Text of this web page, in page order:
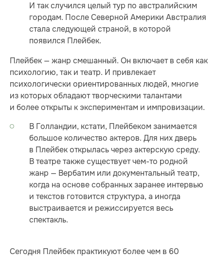
И так случился целый тур по австралийским
городам. После Северной Америки Австралия
стала следующей страной, в которой
появился Плейбек.
Плейбек — жанр смешанный. Он включает в себя как
психологию, так и театр. И привлекает
психологически ориентированных людей, многие
из которых обладают творческими талантами
и более открыты к экспериментам и импровизации.
В Голландии, кстати, Плейбеком занимается
большое количество актеров. Для них дверь
в Плейбек открылась через актерскую среду.
В театре также существует чем-то родной
жанр — Вербатим или документальный театр,
когда на основе собранных заранее интервью
и текстов готовится структура, а иногда
выстраивается и режиссируется весь
спектакль.
Сегодня Плейбек практикуют более чем в 60